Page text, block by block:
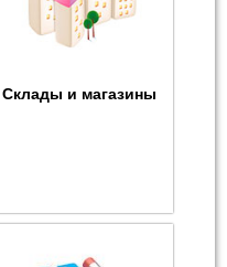
Склады и магазины